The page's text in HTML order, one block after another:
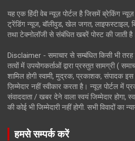
यह एक हिंदी वेब न्यूज़ पोर्टल है जिसमें ब्रेकिंग
ट्रेंडिंग न्यूज, बॉलीवुड, खेल जगत, लाइफस्टाइल,
तथा टेक्नोलॉजी से संबंधित खबरें पोस्ट की जाती
Disclaimer - समाचार से सम्बंधित किसी भी
तत्वों में उपयोगकर्ताओं द्वारा प्रस्तुत सामग्री (
शामिल होगी स्वामी, मुद्रक, प्रकाशक, संपादक
ज़िम्मेदार नहीं स्वीकार करता है। न्यूज़ पोर्टल में
संवाददाता / खबर देने वाला स्वयं जिम्मेदार होगा,
की कोई भी जिम्मेदारी नहीं होगी. सभी विवादों का
हमसे सम्पर्क करें